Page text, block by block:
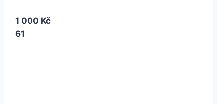
1 000 Kč
61